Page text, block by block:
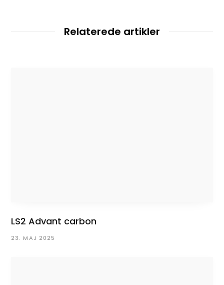
e
Relaterede artikler
LS2 Advant carbon
23. MAJ 2025